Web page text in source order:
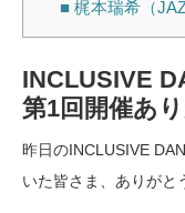
■ 梶本瑞希（
INCLUSIVE
第1回開催あ
昨日のINCLUSIVE
いた皆さま、ありがと